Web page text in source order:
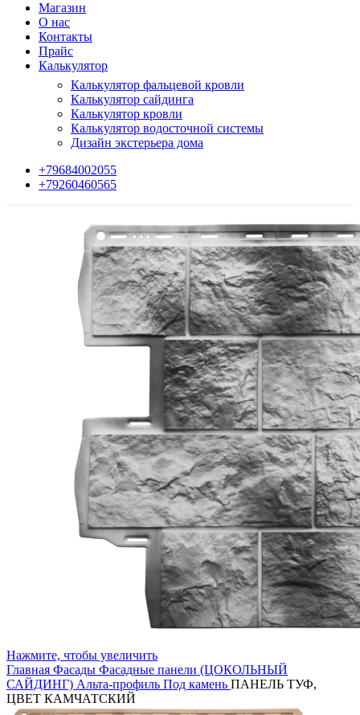
Магазин
О нас
Контакты
Прайс
Калькулятор
Калькулятор фальцевой кровли
Калькулятор сайдинга
Калькулятор кровли
Калькулятор водосточной системы
Дизайн экстерьера дома
+79684002055
+79260460565
Нажмите, чтобы увеличить
Главная Фасады Фасадные панели (ЦОКОЛЬНЫЙ
САЙДИНГ) Альта-профиль Под камень ПАНЕЛЬ ТУФ,
ЦВЕТ КАМЧАТСКИЙ